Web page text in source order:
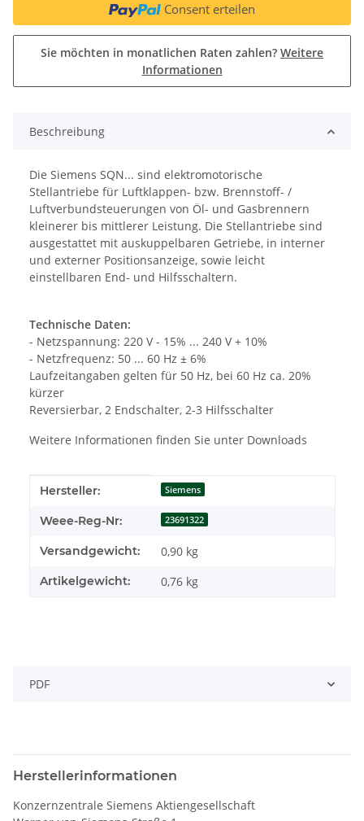
Consent erteilen
Sie möchten in monatlichen Raten zahlen? Weitere
Informationen
Beschreibung
Die Siemens SQN... sind elektromotorische
Stellantriebe für Luftklappen- bzw. Brennstoff- /
Luftverbundsteuerungen von Öl- und Gasbrennern
kleinerer bis mittlerer Leistung. Die Stellantriebe sind
ausgestattet mit auskuppelbaren Getriebe, in interner
und externer Positionsanzeige, sowie leicht
einstellbaren End- und Hilfsschaltern.
Technische Daten:
- Netzspannung: 220 V - 15% ... 240 V + 10%
- Netzfrequenz: 50 ... 60 Hz ± 6%
Laufzeitangaben gelten für 50 Hz, bei 60 Hz ca. 20%
kürzer
Reversierbar, 2 Endschalter, 2-3 Hilfsschalter
Weitere Informationen finden Sie unter Downloads
Produkteigenschaft
Wert
Hersteller: Siemens
Weee-Reg-Nr: 23691322
Versandgewicht: 0,90 kg
Artikelgewicht: 0,76 kg
PDF
Herstellerinformationen
Konzernzentrale Siemens Aktiengesellschaft